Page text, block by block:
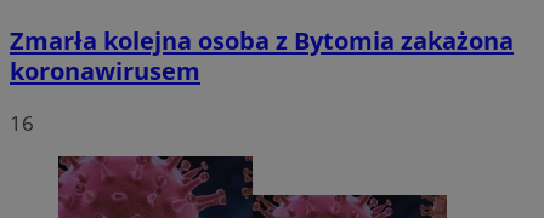
Zmarła kolejna osoba z Bytomia zakażona
koronawirusem
16